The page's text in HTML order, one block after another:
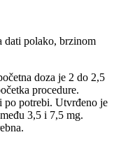
dati polako, brzinom
doza je 2 do 2,5
procedure.
po potrebi. Utvrđeno je
3,5 i 7,5 mg.